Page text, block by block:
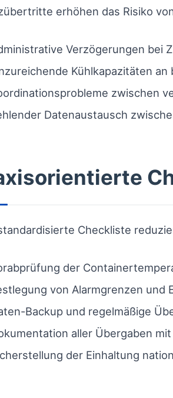
erhöhen das Risiko
Verzögerungen bei
Kühlkapazitäten
zwischen
Datenaustausch
Checkliste
der
von Alarmgrenzen und
Backup und regelmäßige
aller Übergaben
der Einhaltung